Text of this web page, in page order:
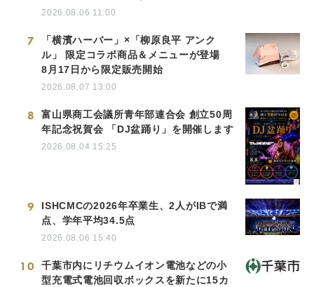
2026.08.06 11:00
7
「横濱ハーバー」×「柳原良平 アンク
ル」 限定コラボ商品＆メニューが登場
8月17日から限定販売開始
2026.08.07 13:00
8
富山県商工会議所青年部連合会 創立50周
年記念祝賀会 「DJ盆踊り」を開催します
2026.08.04 15:25
9
ISHCMCの2026年卒業生、2人がIBで満
点、学年平均34.5点
2026.08.06 15:40
10
千葉市内にリチウムイオン電池などの小
型充電式電池回収ボックスを新たに15カ